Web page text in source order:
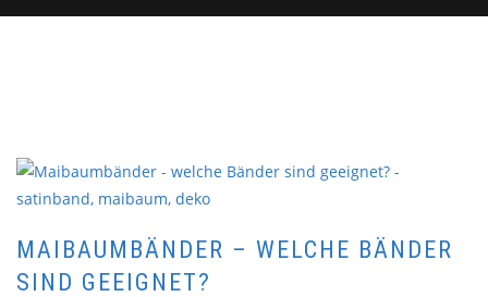
MAIBAUMBÄNDER – WELCHE BÄNDER
SIND GEEIGNET?